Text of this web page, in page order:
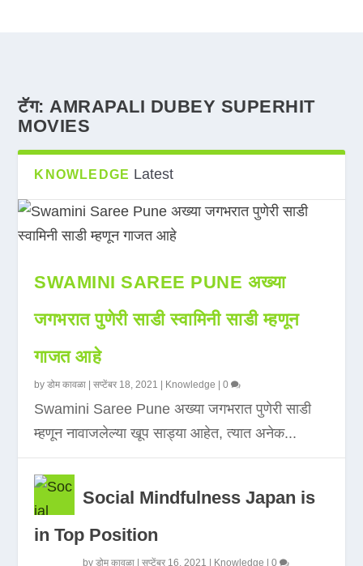
टॅग:AMRAPALI DUBEY SUPERHIT
MOVIES
KNOWLEDGE Latest
SWAMINI SAREE PUNE अख्या
जगभरात पुणेरी साडी स्वामिनी साडी म्हणून
गाजत आहे
byडोम कावळा |सप्टेंबर 18, 2021 Knowledge |0
Swamini Saree Pune अख्या जगभरात पुणेरी साडी
म्हणून नावाजलेल्या खूप साड्या आहेत, त्यात अनेक...
Social Mindfulness Japan is
in Top Position
byडोम कावळा |सप्टेंबर 16, 2021 Knowledge |0